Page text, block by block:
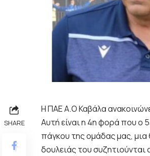
SHARE
Η ΠΑΕ Α.Ο Καβάλα
Αυτή είναι η 4η φορά που ο
πάγκου της ομάδας μας, μια
δουλειάς του